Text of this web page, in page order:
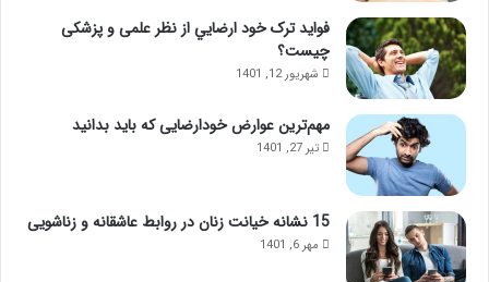
فواید ترک خود ارضايي از نظر علمی و پزشکی
چیست؟
شهریور 12, 1401
مهم‌ترین عوارض خودارضایی که باید بدانید
تیر 27, 1401
15 نشانه خیانت زنان در روابط عاشقانه و زناشویی
مهر 6, 1401